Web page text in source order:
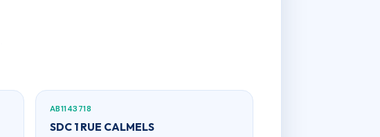
AB1143718
SDC 1 RUE CALMELS